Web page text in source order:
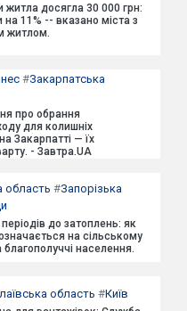
житла досягла 30 000 грн:
на 11% -- вказано міста з
житлом.
#Закарпатська
про обрання
для колишніх
Закарпатті — їх
- Завтра.UA
область #Запорізька
до затоплень: як
на сільському
благополуччі населення.
область #Київ